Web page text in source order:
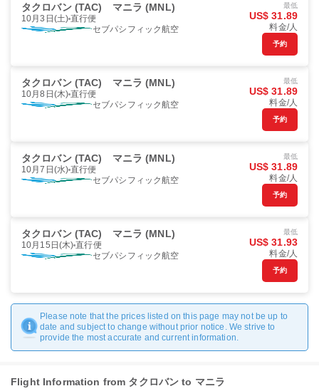
タクロバン (TAC) マニラ (MNL)
10月3日(土) 直行便
セブパシフィック航空
最低
US$ 31.89
料金/人
予約
タクロバン (TAC) マニラ (MNL)
10月8日(木) 直行便
セブパシフィック航空
最低
US$ 31.89
料金/人
予約
タクロバン (TAC) マニラ (MNL)
10月7日(水) 直行便
セブパシフィック航空
最低
US$ 31.89
料金/人
予約
タクロバン (TAC) マニラ (MNL)
10月15日(木) 直行便
セブパシフィック航空
最低
US$ 31.93
料金/人
予約
Please note that the prices listed on this page may not be up to
date and subject to change without prior notice. We strive to
provide the most accurate and current information.
Flight Information from タクロバン to マニラ